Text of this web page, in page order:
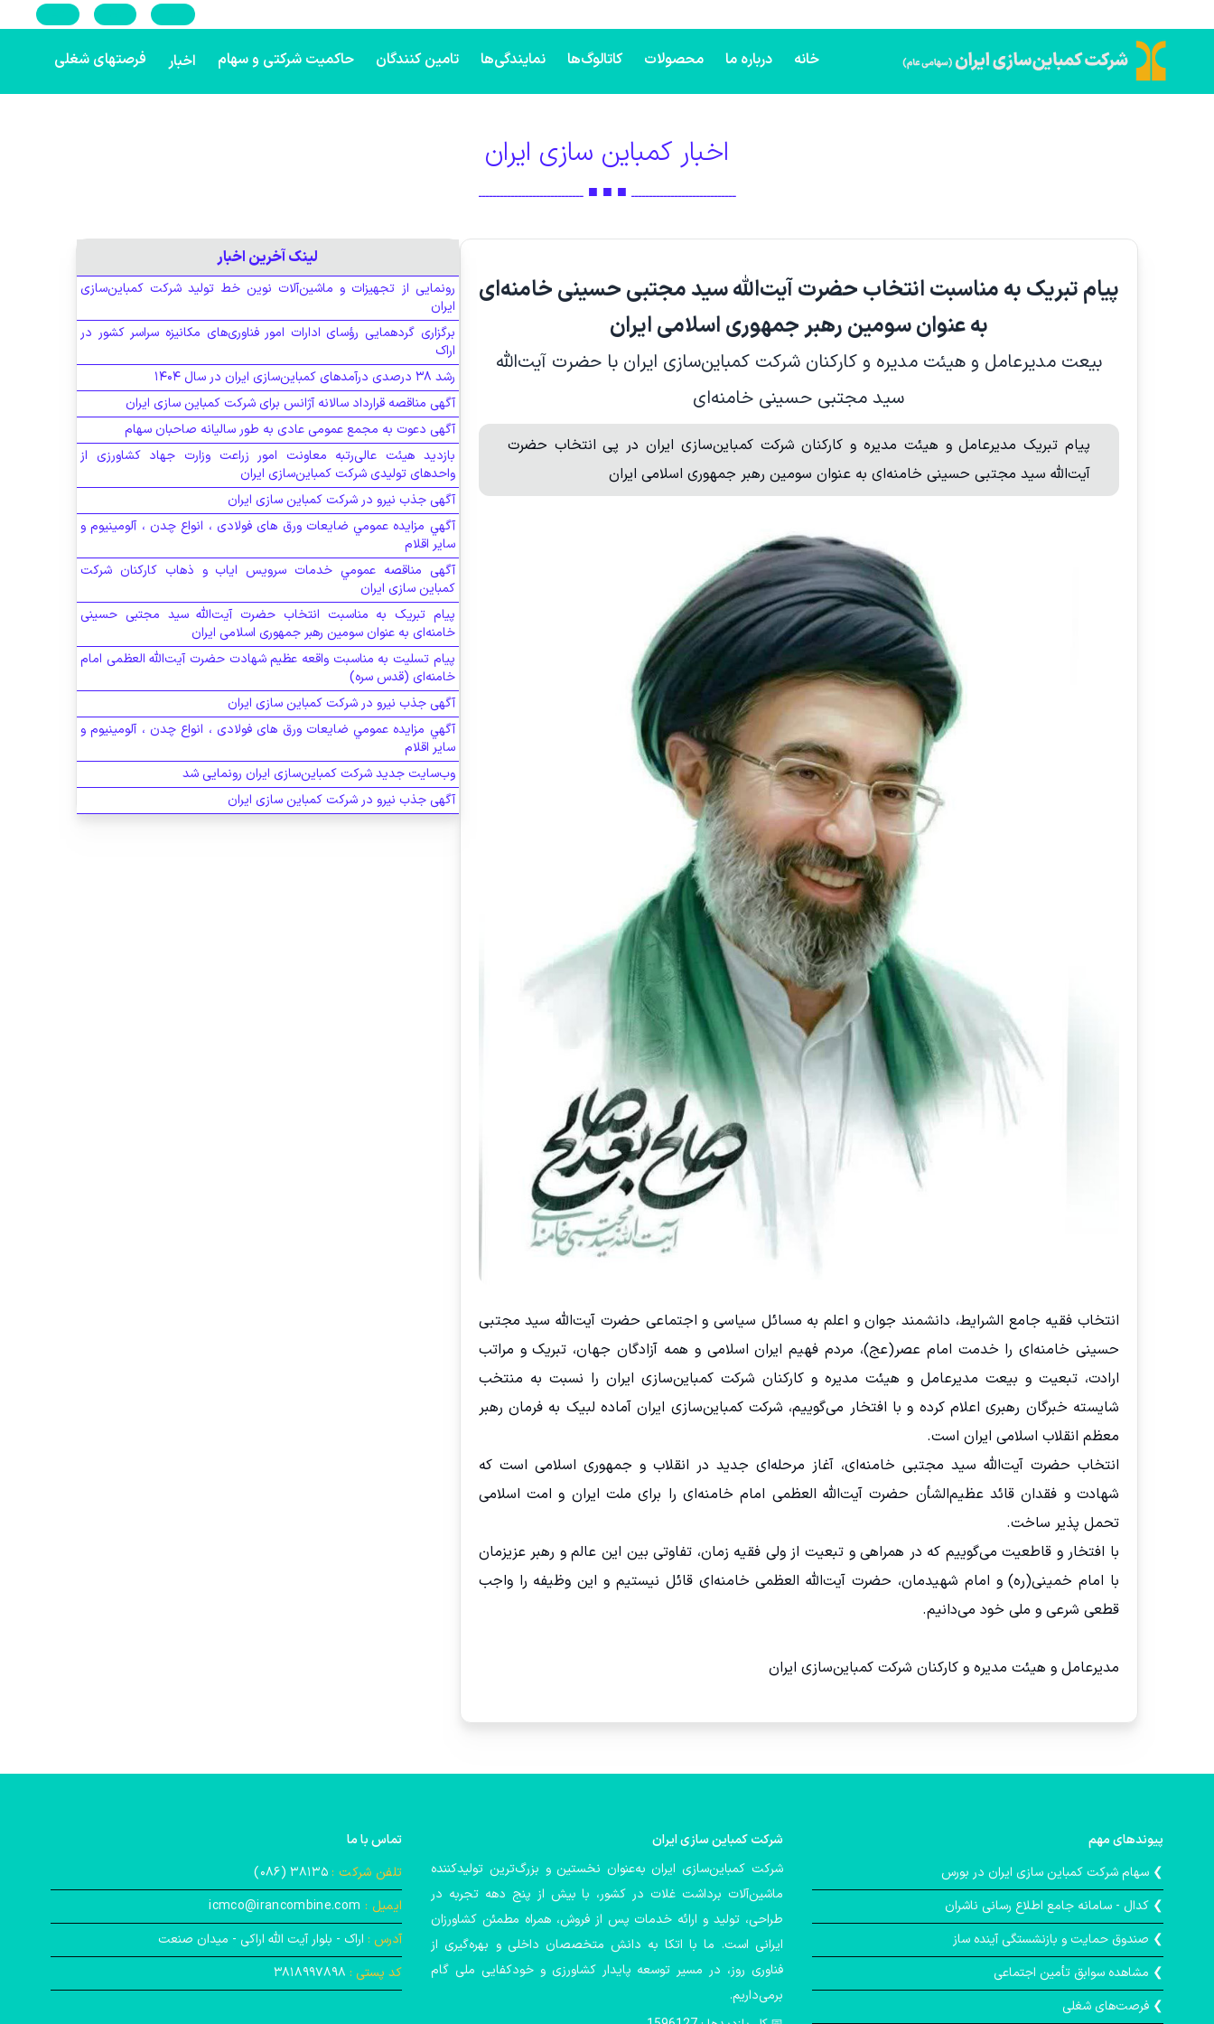
خانه درباره ما محصولات کاتالوگ‌ها نمایندگی‌ها تامین کنندگان حاکمیت شرکتی و سهام اخبار فرصتهای شغلی
اخبار کمباین سازی ایران
ـــــــــــــــــــــــــــــ ■ ■ ■ ـــــــــــــــــــــــــــــ
پیام تبریک به مناسبت انتخاب حضرت آیت‌الله سید مجتبی حسینی خامنه‌ای
به عنوان سومین رهبر جمهوری اسلامی ایران
بیعت مدیرعامل و هیئت مدیره و کارکنان شرکت کمباین‌سازی ایران با حضرت آیت‌الله
سید مجتبی حسینی خامنه‌ای
پیام تبریک مدیرعامل و هیئت مدیره و کارکنان شرکت کمباین‌سازی ایران در پی انتخاب حضرت
آیت‌الله سید مجتبی حسینی خامنه‌ای به عنوان سومین رهبر جمهوری اسلامی ایران
انتخاب فقیه جامع الشرایط، دانشمند جوان و اعلم به مسائل سیاسی و اجتماعی حضرت آیت‌الله سید مجتبی
حسینی خامنه‌ای را خدمت امام عصر(عج)، مردم فهیم ایران اسلامی و همه آزادگان جهان، تبریک و مراتب
ارادت، تبعیت و بیعت مدیرعامل و هیئت مدیره و کارکنان شرکت کمباین‌سازی ایران را نسبت به منتخب
شایسته خبرگان رهبری اعلام کرده و با افتخار می‌گوییم، شرکت کمباین‌سازی ایران آماده لبیک به فرمان رهبر
معظم انقلاب اسلامی ایران است.
انتخاب حضرت آیت‌الله سید مجتبی خامنه‌ای، آغاز مرحله‌ای جدید در انقلاب و جمهوری اسلامی است که
شهادت و فقدان قائد عظیم‌الشأن حضرت آیت‌الله العظمی امام خامنه‌ای را برای ملت ایران و امت اسلامی
تحمل پذیر ساخت.
با افتخار و قاطعیت می‌گوییم که در همراهی و تبعیت از ولی فقیه زمان، تفاوتی بین این عالم و رهبر عزیزمان
با امام خمینی(ره) و امام شهیدمان، حضرت آیت‌الله العظمی خامنه‌ای قائل نیستیم و این وظیفه را واجب
قطعی شرعی و ملی خود می‌دانیم.
مدیرعامل و هیئت مدیره و کارکنان شرکت کمباین‌سازی ایران
لینک آخرین اخبار
رونمایی از تجهیزات و ماشین‌آلات نوین خط تولید شرکت کمباین‌سازی
ایران
برگزاری گردهمایی رؤسای ادارات امور فناوری‌های مکانیزه سراسر کشور در
اراک
رشد ۳۸ درصدی درآمدهای کمباین‌سازی ایران در سال ۱۴۰۴
آگهی مناقصه قرارداد سالانه آژانس برای شرکت کمباین سازی ایران
آگهی دعوت به مجمع عمومی عادی به طور سالیانه صاحبان سهام
بازدید هیئت عالی‌رتبه معاونت امور زراعت وزارت جهاد کشاورزی از
واحدهای تولیدی شرکت کمباین‌سازی ایران
آگهی جذب نیرو در شرکت کمباین سازی ایران
آگهي مزايده عمومي ضایعات ورق های فولادی ، انواع چدن ، آلومینیوم و
سایر اقلام
آگهی مناقصه عمومي خدمات سرويس اياب و ذهاب كاركنان شرکت
کمباین سازی ایران
پیام تبریک به مناسبت انتخاب حضرت آیت‌الله سید مجتبی حسینی
خامنه‌ای به عنوان سومین رهبر جمهوری اسلامی ایران
پیام تسلیت به مناسبت واقعه عظیم شهادت حضرت آیت‌الله العظمی امام
خامنه‌ای (قدس سره)
آگهی جذب نیرو در شرکت کمباین سازی ایران
آگهي مزايده عمومي ضایعات ورق های فولادی ، انواع چدن ، آلومینیوم و
سایر اقلام
وب‌سایت جدید شرکت کمباین‌سازی ایران رونمایی شد
آگهی جذب نیرو در شرکت کمباین سازی ایران
پیوندهای مهم
❯ سهام شرکت کمباین سازی ایران در بورس
❯ کدال - سامانه جامع اطلاع رسانی ناشران
❯ صندوق حمايت و بازنشستگی آينده ساز
❯ مشاهده سوابق تأمین اجتماعی
❯ فرصت‌های شغلی
شركت كمباین سازی ایران
شرکت کمباین‌سازی ایران به‌عنوان نخستین و بزرگ‌ترین تولیدکننده
ماشین‌آلات برداشت غلات در کشور، با بیش از پنج دهه تجربه در
طراحی، تولید و ارائه خدمات پس از فروش، همراه مطمئن کشاورزان
ایرانی است. ما با اتکا به دانش متخصصان داخلی و بهره‌گیری از
فناوری روز، در مسیر توسعه پایدار کشاورزی و خودکفایی ملی گام
برمی‌داریم.
تماس با ما
تلفن شرکت :۳۸۱۳۵ (۰۸۶)
ایمیل : icmco@irancombine.com
آدرس : اراک - بلوار آیت‌ الله اراکی - میدان صنعت
کد پستی : ۳۸۱۸۹۹۷۸۹۸